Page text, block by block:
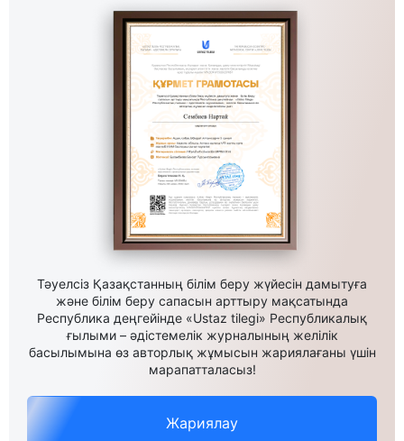
Тәуелсіз Қазақстанның білім беру жүйесін дамытуға
және білім беру сапасын арттыру мақсатында
Республика деңгейінде «Ustaz tilegi» Республикалық
ғылыми – әдістемелік журналының желілік
басылымына өз авторлық жұмысын жариялағаны үшін
марапатталасыз!
Жариялау